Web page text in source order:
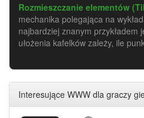
Rozmieszczanie elementów
mechanika polegająca na
najbardziej znanym przykładem
ułożenia kafelków zależy, ile
Interesujące WWW dla graczy